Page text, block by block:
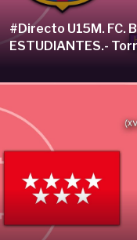
#Directo U15M. FC. BARCELONA vs MOVISTAR
ESTUDIANTES.-